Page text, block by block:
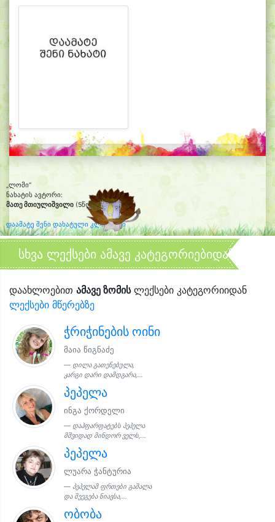
„ლომი“
ნახატის ავტორი:
მათე მთიულიშვილი (5წლის და 8თვის)
დაამატე შენი დახატული კლიპარტი
სხვა ლექსები ამავე კატეგორიებიდან
დაახლოებით ამავე ზომისლექსები კატეგორიიდან
ლექსები მწერებზე
ჭრიჭინების ოინი
მაია წიგნაძე
დილა გათენებულა,
კარგი დარი დამდგარა,...
პეპელა
ინგა ქორდელი
დაჰფარფატებს პეპელა
მშვიდად მინდორ ველს,...
პეპელა
ლუარა ჭანტურია
პეპელამ ფრთები გაშალა
და შეეგება ნიავსა,...
ობობა